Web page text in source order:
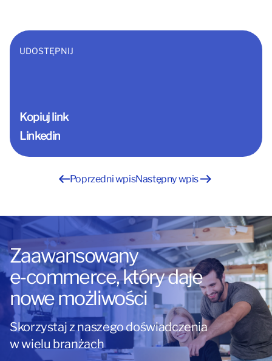
UDOSTĘPNIJ
Kopiuj link
Linkedin
Nawigacja
Poprzedni wpisNastępny wpis
Zaawansowany
e‑commerce, który daje
nowe możliwości
Skorzystaj z naszego doświadczenia
w wielu branżach